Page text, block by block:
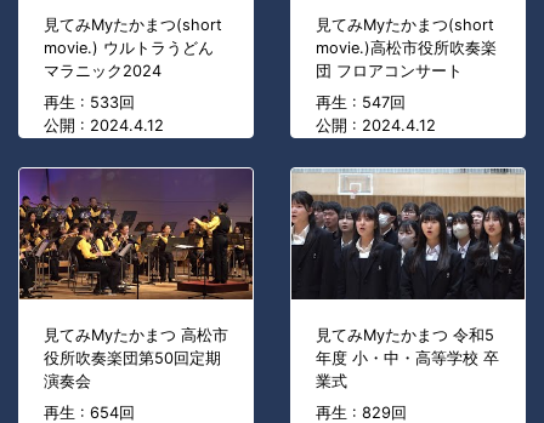
見てみMyたかまつ(short
movie.) ウルトラうどん
マラニック2024
再生 : 533回
公開 : 2024.4.12
見てみMyたかまつ(short
movie.)高松市役所吹奏楽
団 フロアコンサート
再生 : 547回
公開 : 2024.4.12
見てみMyたかまつ 高松市
役所吹奏楽団第50回定期
演奏会
再生 : 654回
見てみMyたかまつ 令和5
年度 小・中・高等学校 卒
業式
再生 : 829回